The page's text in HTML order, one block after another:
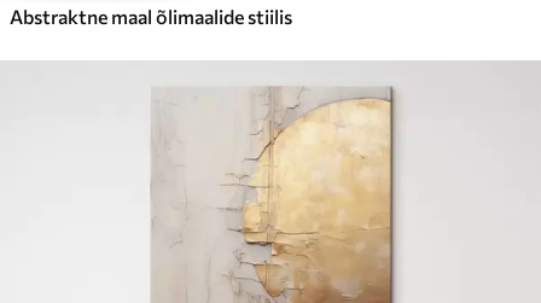
Abstraktne maal õlimaalide stiilis